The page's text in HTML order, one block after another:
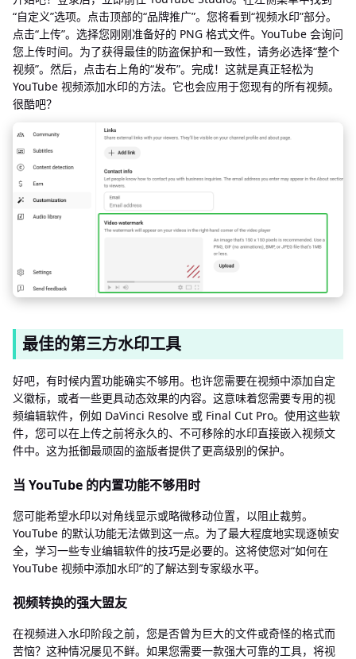
“自定义”选项。点击顶部的“品牌推广”。您将看到“视频水印”部分。
点击“上传”。选择您刚刚准备好的 PNG 格式文件。YouTube 会询问
您上传时间。为了获得最佳的防盗保护和一致性，请务必选择“整个
视频”。然后，点击右上角的“发布”。完成！这就是真正轻松为
YouTube 视频添加水印的方法。它也会应用于您现有的所有视频。
很酷吧？
最佳的第三方水印工具
好吧，有时候内置功能确实不够用。也许您需要在视频中添加自定
义徽标，或者一些更具动态效果的内容。这意味着您需要专用的视
频编辑软件，例如 DaVinci Resolve 或 Final Cut Pro。使用这些软
件，您可以在上传之前将永久的、不可移除的水印直接嵌入视频文
件中。这为抵御最顽固的盗版者提供了更高级别的保护。
当 YouTube 的内置功能不够用时
您可能希望水印以对角线显示或略微移动位置，以阻止裁剪。
YouTube 的默认功能无法做到这一点。为了最大程度地实现逐帧安
全，学习一些专业编辑软件的技巧是必要的。这将使您对“如何在
YouTube 视频中添加水印”的了解达到专家级水平。
视频转换的强大盟友
在视频进入水印阶段之前，您是否曾为巨大的文件或奇怪的格式而
苦恼？这种情况屡见不鲜。如果您需要一款强大可靠的工具，将视